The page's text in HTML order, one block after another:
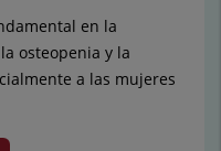
en la
osteopenia y la
a las mujeres